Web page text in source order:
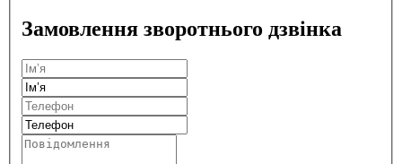
Замовлення зворотнього дзвінка